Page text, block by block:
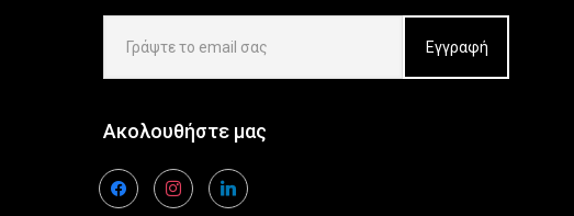
Ακολουθήστε μας
facebookinstagramlinkedin